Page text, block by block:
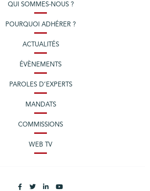
QUI SOMMES-NOUS ?
POURQUOI ADHÉRER ?
ACTUALITÉS
ÉVÈNEMENTS
PAROLES D’EXPERTS
MANDATS
COMMISSIONS
WEB TV